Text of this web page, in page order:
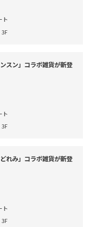
ト
3F
ンスン」コラボ雑貨が新登
ト
3F
どれみ」コラボ雑貨が新登
ト
3F